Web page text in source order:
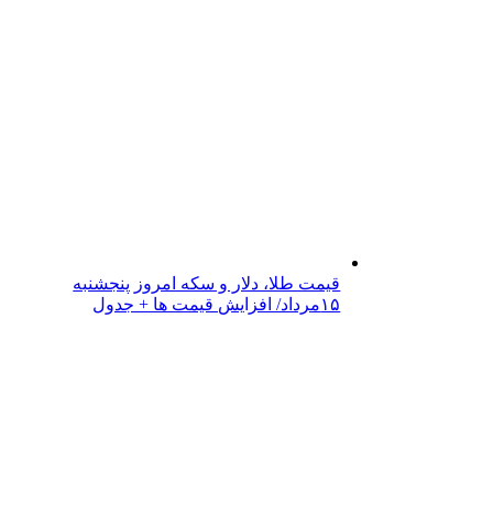
قیمت طلا، دلار و سکه امروز پنجشنبه
۱۵مرداد/ افزایش قیمت ها + جدول